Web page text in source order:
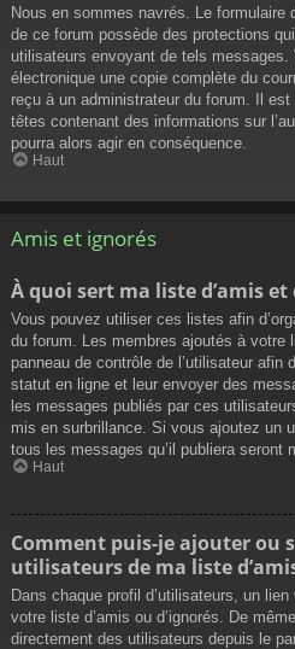
Nous en sommes navrés. Le formulaire
de ce forum possède des protections
utilisateurs envoyant de tels
électronique une copie complète du
reçu à un administrateur du forum. Il
têtes contenant des informations sur
pourra alors agir en conséquence.
Haut
Amis et ignorés
À quoi sert ma liste d’amis et
Vous pouvez utiliser ces listes afin
du forum. Les membres ajoutés à votre
panneau de contrôle de l’utilisateur afin
statut en ligne et leur envoyer des
les messages publiés par ces
mis en surbrillance. Si vous ajoutez un
tous les messages qu’il publiera seront
Haut
Comment puis-je ajouter ou
utilisateurs de ma liste
Dans chaque profil d’utilisateurs, un
votre liste d’amis ou d’ignorés. De
directement des utilisateurs depuis le